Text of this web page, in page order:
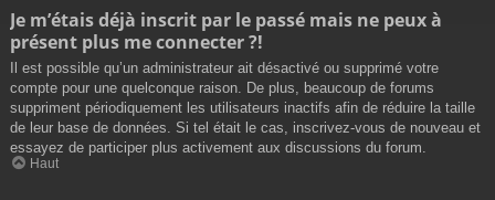
Je m’étais déjà inscrit par le passé mais ne peux à
présent plus me connecter ?!
Il est possible qu’un administrateur ait désactivé ou supprimé votre
compte pour une quelconque raison. De plus, beaucoup de forums
suppriment périodiquement les utilisateurs inactifs afin de réduire la taille
de leur base de données. Si tel était le cas, inscrivez-vous de nouveau et
essayez de participer plus activement aux discussions du forum.
Haut